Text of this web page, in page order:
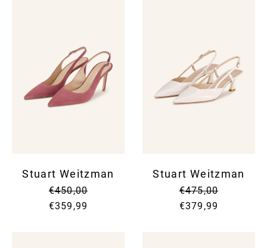
Stuart Weitzman
€450,00
€359,99
Stuart Weitzman
€475,00
€379,99